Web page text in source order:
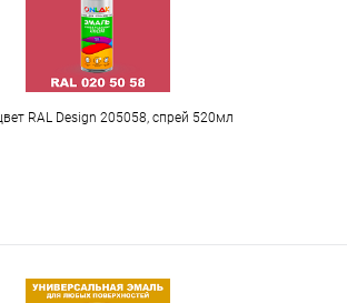
RAL Design 205058, спрей 520мл